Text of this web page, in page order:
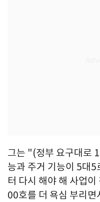
그는 "(정부 요구대로
능과 주거 기능이 5대
터 다시 해야 해 사업
00호를 더 욕심 부리